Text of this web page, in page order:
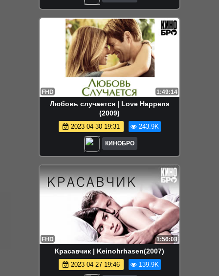
FHD 1:49:14
Любовь случается | Love Happens
(2009)
2023-04-30 19:31 243.9K
КИНОБРО
FHD 1:56:08
Красавчик | Keinohrhasen(2007)
2023-04-27 19:46 139.9K